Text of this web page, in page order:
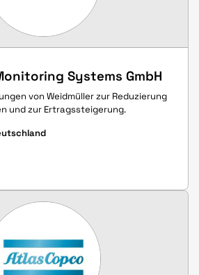
Systems GmbH
von Weidmüller zur Reduzierung
und zur Ertragssteigerung.